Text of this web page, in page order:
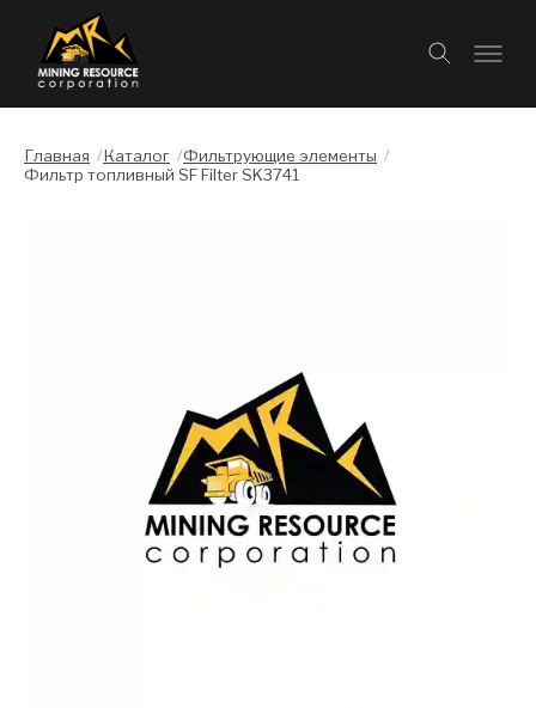
Главная /Каталог /Фильтрующие элементы /
Фильтр топливный SF Filter SK3741